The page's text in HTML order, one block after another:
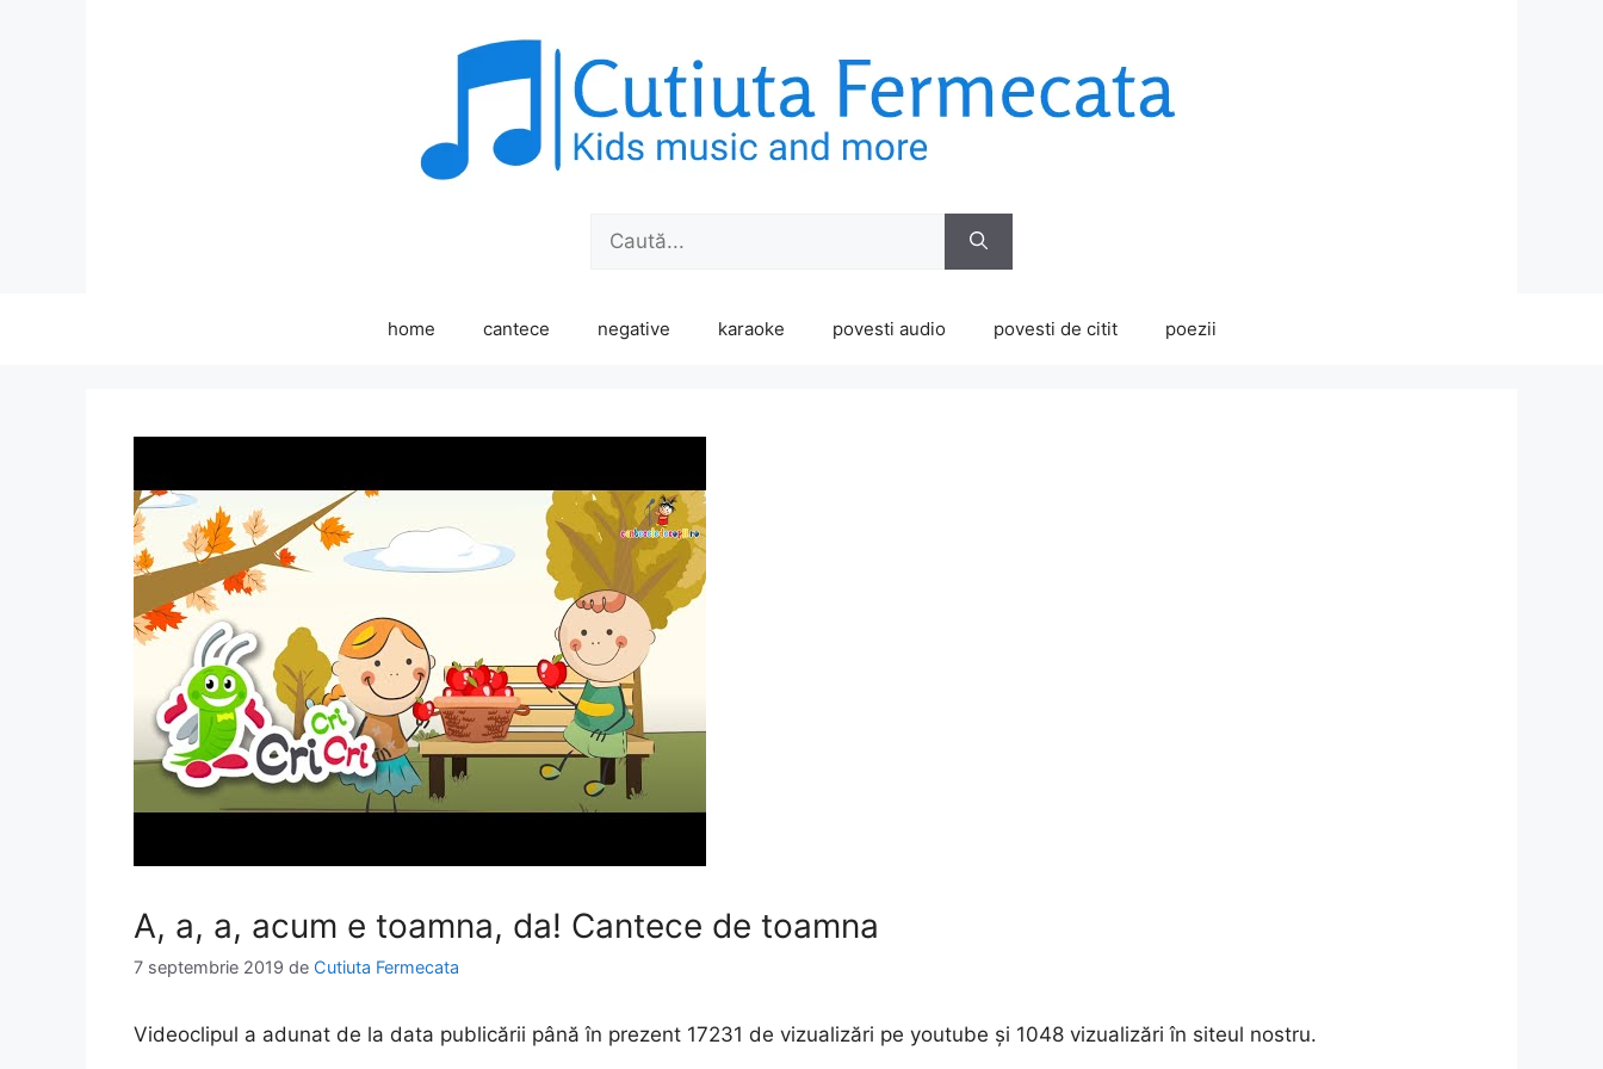
Caută
home cantece negative karaoke povesti audio povesti de citit poezii
A, a, a, acum e toamna, da! Cantece de toamna
7 septembrie 2019 de Cutiuta Fermecata
Videoclipul a adunat de la data publicării până în prezent 17231 de vizualizări pe youtube și 1048 vizualizări în siteul nostru.